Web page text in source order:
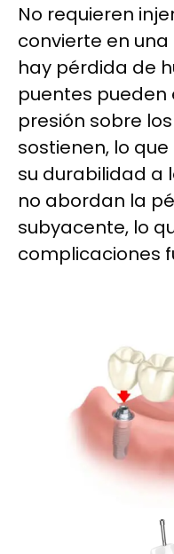
No requieren
convierte en
hay pérdida de
puentes
presión sobre
sostienen, lo
su durabilidad a
no abordan la
subyacente, lo
complicaciones